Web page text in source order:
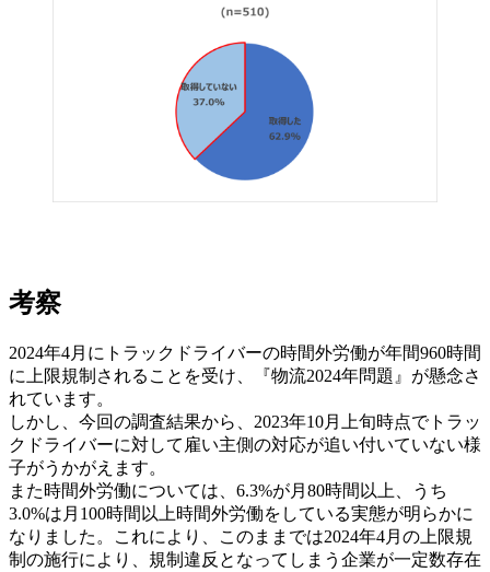
考察
2024年4月にトラックドライバーの時間外労働が年間960時間
に上限規制されることを受け、『物流2024年問題』が懸念さ
れています。
しかし、今回の調査結果から、2023年10月上旬時点でトラッ
クドライバーに対して雇い主側の対応が追い付いていない様
子がうかがえます。
また時間外労働については、6.3%が月80時間以上、うち
3.0%は月100時間以上時間外労働をしている実態が明らかに
なりました。これにより、このままでは2024年4月の上限規
制の施行により、規制違反となってしまう企業が一定数存在